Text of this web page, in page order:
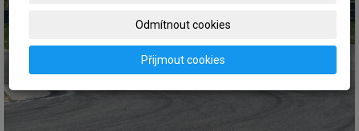
Odmítnout cookies
Přijmout cookies